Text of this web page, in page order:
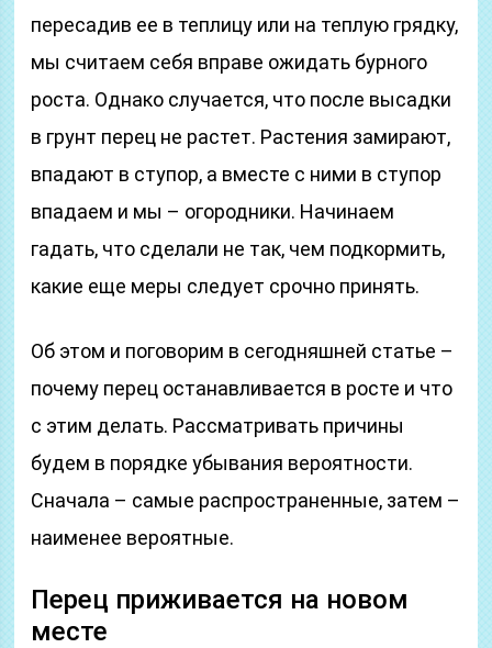
пересадив ее в теплицу или на теплую грядку,
мы считаем себя вправе ожидать бурного
роста. Однако случается, что после высадки
в грунт перец не растет. Растения замирают,
впадают в ступор, а вместе с ними в ступор
впадаем и мы – огородники. Начинаем
гадать, что сделали не так, чем подкормить,
какие еще меры следует срочно принять.
Об этом и поговорим в сегодняшней статье –
почему перец останавливается в росте и что
с этим делать. Рассматривать причины
будем в порядке убывания вероятности.
Сначала – самые распространенные, затем –
наименее вероятные.
Перец приживается на новом
месте